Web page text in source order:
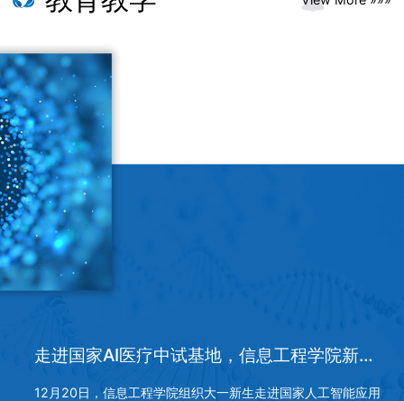
走进国家AI医疗中试基地，信息工程学院新生“沉浸式”感受前沿科技
12月20日，信息工程学院组织大一新生走进国家人工智能应用